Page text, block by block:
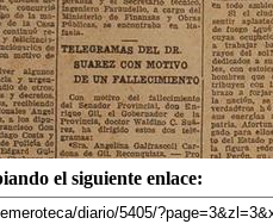
el siguiente enlace: